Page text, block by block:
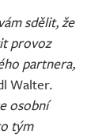
sdělit, že
provoz
partnera,
Walter.
osobní
tým